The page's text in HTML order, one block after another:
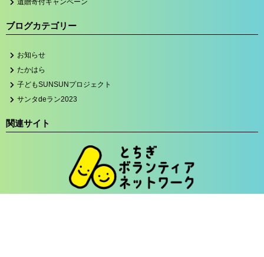
ブログカテゴリー
お知らせ
たかはら
子どもSUNSUNプロジェクト
サンタdeラン2023
関連サイト